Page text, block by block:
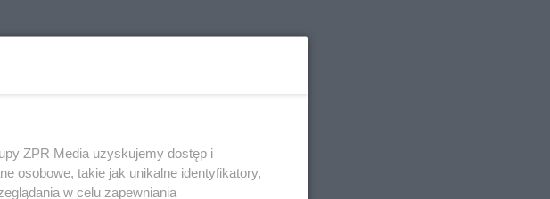
ZPR Media uzyskujemy dostęp i
osobowe, takie jak unikalne identyfikatory,
w celu zapewniania